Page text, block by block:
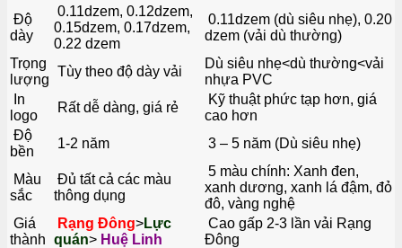
Độ
dày
0.11dzem, 0.12dzem,
0.15dzem, 0.17dzem,
0.22 dzem
0.11dzem (dù siêu nhẹ), 0.20
dzem (vải dù thường)
Trọng
lượng
Tùy theo độ dày vải
Dù siêu nhẹ<dù thường<vải
nhựa PVC
In
logo
Rất dễ dàng, giá rẻ
Kỹ thuật phức tạp hơn, giá
cao hơn
Độ
bền
1-2 năm 3 – 5 năm (Dù siêu nhẹ)
Màu
sắc
Đủ tất cả các màu
thông dụng
5 màu chính: Xanh đen,
xanh dương, xanh lá đậm, đỏ
đô, vàng nghệ
Giá
thành
Rạng Đông>Lực
quán> Huệ Linh
Cao gấp 2-3 lần vải Rạng
Đông